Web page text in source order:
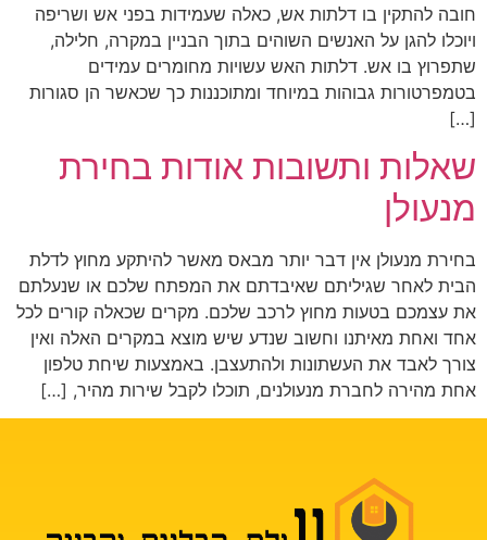
חובה להתקין בו דלתות אש, כאלה שעמידות בפני אש ושריפה
ויוכלו להגן על האנשים השוהים בתוך הבניין במקרה, חלילה,
שתפרוץ בו אש. דלתות האש עשויות מחומרים עמידים
בטמפרטורות גבוהות במיוחד ומתוכננות כך שכאשר הן סגורות
[…]
שאלות ותשובות אודות בחירת
מנעולן
בחירת מנעולן אין דבר יותר מבאס מאשר להיתקע מחוץ לדלת
הבית לאחר שגיליתם שאיבדתם את המפתח שלכם או שנעלתם
את עצמכם בטעות מחוץ לרכב שלכם. מקרים שכאלה קורים לכל
אחד ואחת מאיתנו וחשוב שנדע שיש מוצא במקרים האלה ואין
צורך לאבד את העשתונות ולהתעצבן. באמצעות שיחת טלפון
אחת מהירה לחברת מנעולנים, תוכלו לקבל שירות מהיר, […]